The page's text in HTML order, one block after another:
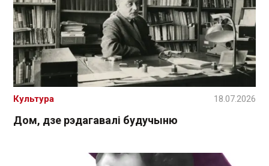
Дом, дзе рэдагавалі будучыню
Культура 18.07.2026